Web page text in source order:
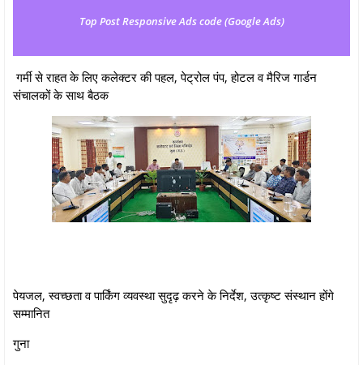
Top Post Responsive Ads code (Google Ads)
गर्मी से राहत के लिए कलेक्टर की पहल, पेट्रोल पंप, होटल व मैरिज गार्डन
संचालकों के साथ बैठक
पेयजल, स्वच्छता व पार्किंग व्यवस्था सुदृढ़ करने के निर्देश, उत्कृष्ट संस्थान होंगे
सम्मानित
गुना